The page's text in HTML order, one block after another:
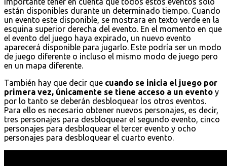
están disponibles durante un determinado tiempo. Cuando
un evento este disponible, se mostrara en texto verde en la
esquina superior derecha del evento. En el momento en que
el evento del juego haya expirado, un nuevo evento
aparecerá disponible para jugarlo. Este podría ser un modo
de juego diferente o incluso el mismo modo de juego pero
en un mapa diferente.
También hay que decir que cuando se inicia el juego por
primera vez, únicamente se tiene acceso a un evento y
por lo tanto se deberán desbloquear los otros eventos.
Para ello es necesario obtener nuevos personajes, es decir,
tres personajes para desbloquear el segundo evento, cinco
personajes para desbloquear el tercer evento y ocho
personajes para desbloquear el cuarto evento.